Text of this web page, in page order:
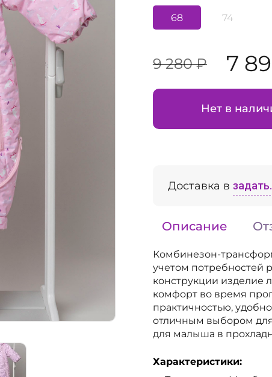
68 74
9 280 ₽ 7
Нет в
Доставка в
Описание
Комбинезон-
учетом потребностей
конструкции изделие
комфорт во время
практичностью,
отличным выбором
для малыша в
Характеристики: